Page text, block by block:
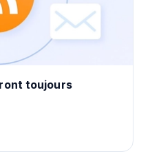
toujours